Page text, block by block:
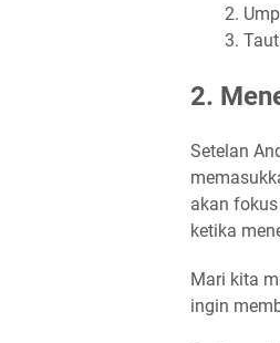
2.
Setelan
akan
ketika
Mari kita
ingin